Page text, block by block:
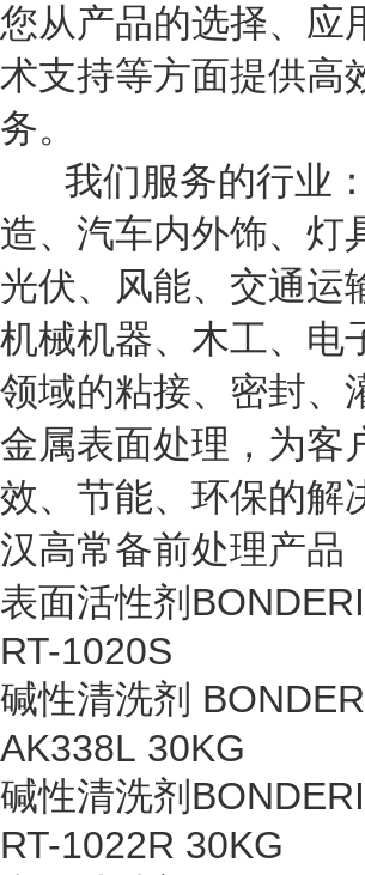
您从产品的选择、应
术支持等方面提供高
务。
我们服务的行业：
造、汽车内外饰、灯
光伏、风能、交通运
机械机器、木工、电
领域的粘接、密封、
金属表面处理，为客
效、节能、环保的解
汉高常备前处理产品
表面活性剂
RT-1020S
碱性清洗剂
AK338L 30KG
碱性清洗剂
RT-1022R 30KG